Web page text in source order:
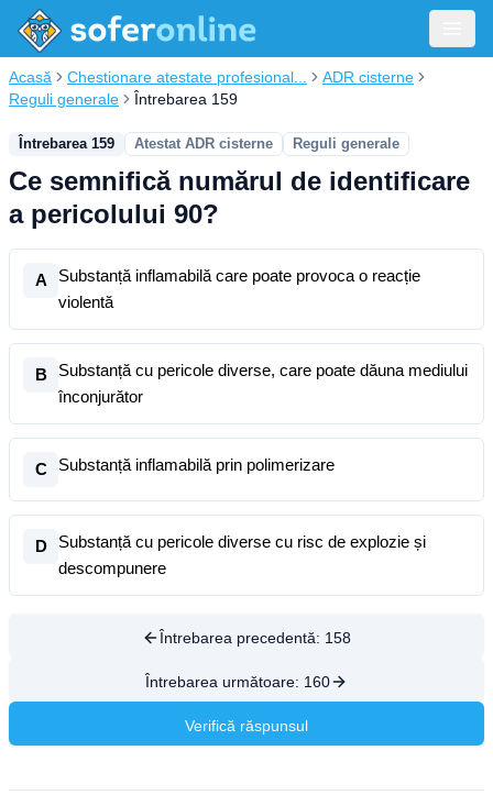
Acasă Chestionare atestate profesional...
ADR cisterne
Reguli generale
Întrebarea 159
Întrebarea 159 Atestat ADR cisterne Reguli generale
Ce semnifică numărul de identificare
a pericolului 90?
A
Substanță inflamabilă care poate provoca o reacție
violentă
B
Substanță cu pericole diverse, care poate dăuna mediului
înconjurător
C Substanță inflamabilă prin polimerizare
D
Substanță cu pericole diverse cu risc de explozie și
descompunere
Întrebarea precedentă: 158
Întrebarea următoare: 160
Verifică răspunsul